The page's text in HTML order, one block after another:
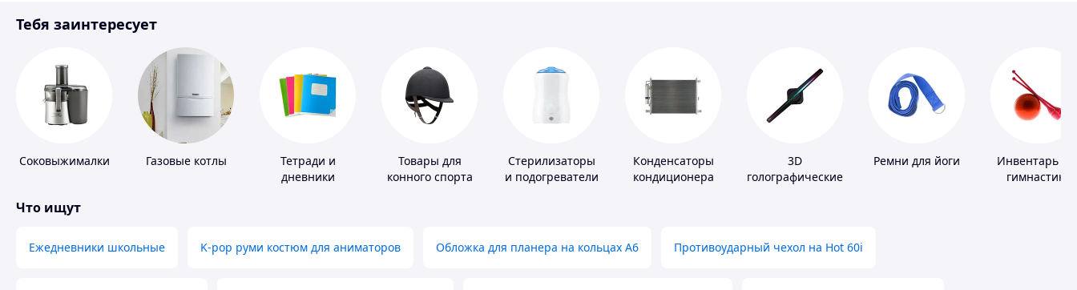
Спорт и отдых
Тебя заинтересует
Соковыжималки Газовые котлы
Тетради и
дневники
Товары для
конного спорта
Стерилизаторы
и подогреватели
Конденсаторы
кондиционера
3D
голографические
Ремни для йоги
Инвентарь
гимнастики
Что ищут
Ежедневники школьные K-pop руми костюм для аниматоров Обложка для планера на кольцах А6 Противоударный чехол на Hot 60i